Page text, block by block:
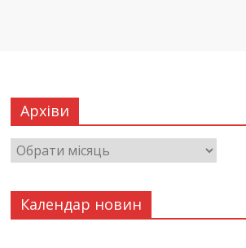
Архіви
Календар новин